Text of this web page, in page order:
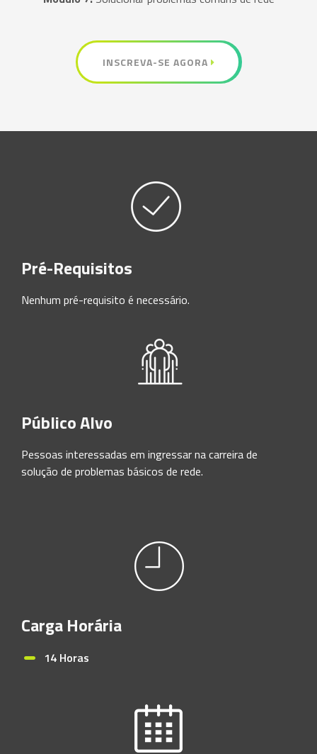
INSCREVA-SE AGORA
Pré-Requisitos
Nenhum pré-requisito é necessário.
Público Alvo
Pessoas interessadas em ingressar na carreira de
solução de problemas básicos de rede.
Carga Horária
14 Horas